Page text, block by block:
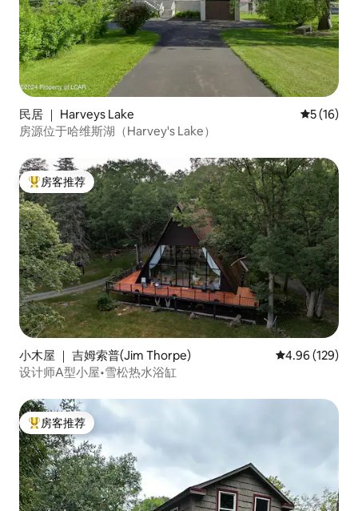
民居 ｜ Harveys Lake 平均评分
5 (16)
房源位于哈维斯湖（Harvey's Lake）
热门「房客推荐」
房客推荐
小木屋 ｜ 吉姆索普(Jim Thorpe) 平均评分 4.96
4.96 (129)
设计师A型小屋•雪松热水浴缸
热门「房客推荐」
房客推荐